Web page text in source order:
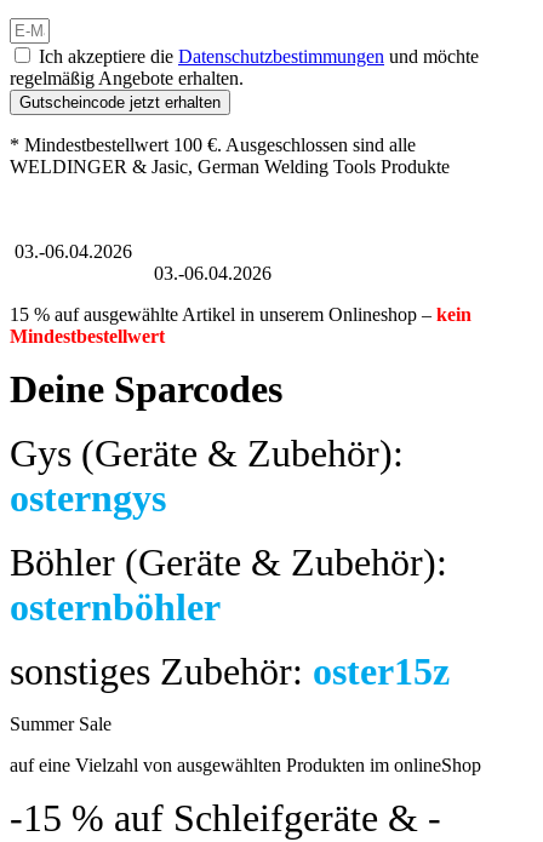
Ich akzeptiere die Datenschutzbestimmungen und möchte
regelmäßig Angebote erhalten.
Gutscheincode jetzt erhalten
* Mindestbestellwert 100 €. Ausgeschlossen sind alle
WELDINGER & Jasic, German Welding Tools Produkte
03.-06.04.2026
03.-06.04.2026
15 % auf ausgewählte Artikel in unserem Onlineshop – kein
Mindestbestellwert
Deine Sparcodes
Gys (Geräte & Zubehör):
osterngys
Böhler (Geräte & Zubehör):
osternböhler
sonstiges Zubehör: oster15z
Summer Sale
auf eine Vielzahl von ausgewählten Produkten im onlineShop
-15 % auf Schleifgeräte & -